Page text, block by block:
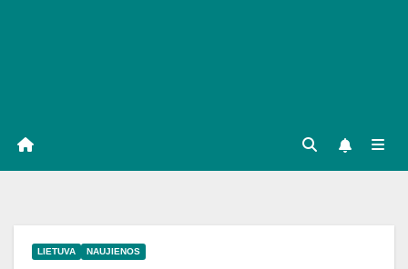
LIETUVA NAUJIENOS